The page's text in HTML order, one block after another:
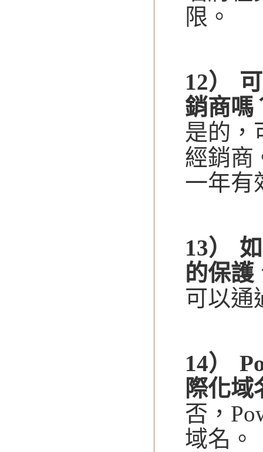
限。
12）
銷商嗎
是的，
經銷商
一年有
13）
的保護
可以通
14）
際化
否，
域名。